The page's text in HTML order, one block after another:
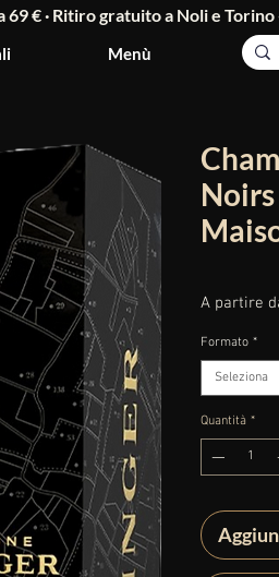
Menù
€ · Ritiro gratuito a Noli e Torino
A partire
Formato *
Seleziona
Quantità *